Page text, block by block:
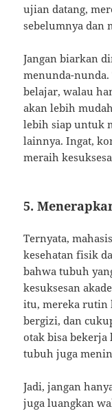
ujian datang,
sebelumnya dan
Jangan biarkan
menunda-
belajar, walau
akan lebih
lebih siap untuk
lainnya. Ingat,
meraih
5.
Ternyata,
kesehatan fisik
bahwa tubuh
kesuksesan
itu, mereka rutin
bergizi, dan
otak bisa
tubuh juga
Jadi, jangan
juga luangkan